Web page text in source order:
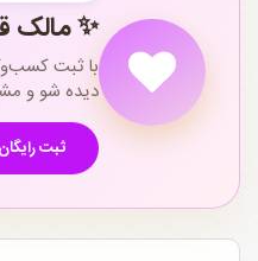
✨ مالک
با ثبت
دیده شو و
ثبت